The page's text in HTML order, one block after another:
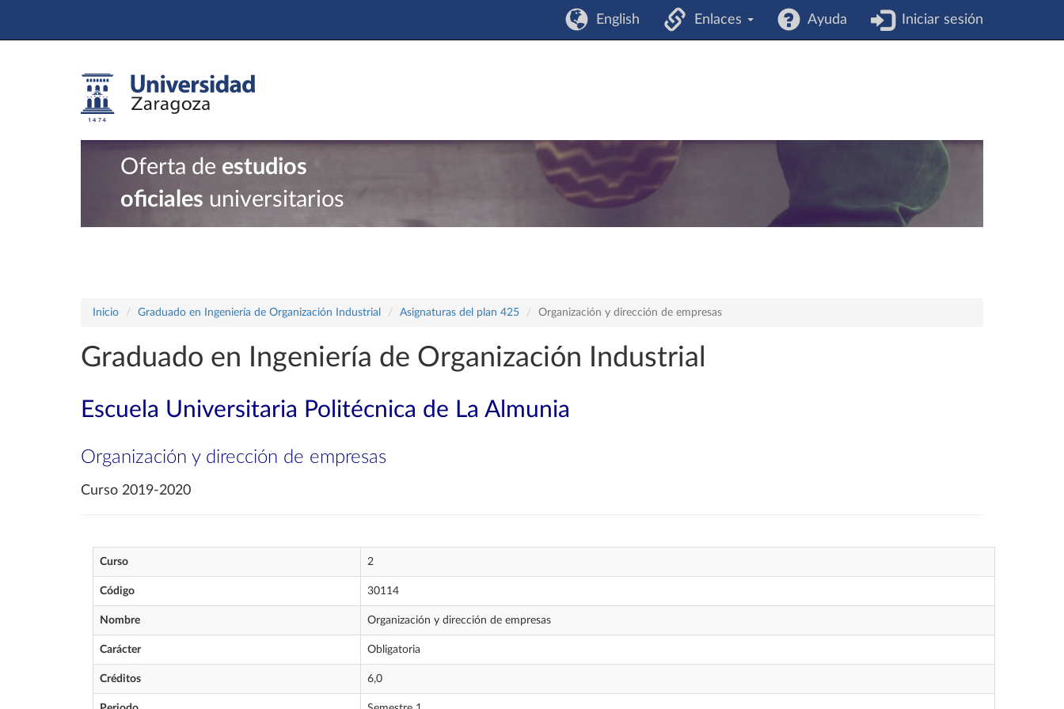
English Enlaces Ayuda Iniciar sesión
Oferta de estudios
oficiales universitarios
Inicio Graduado en Ingeniería de Organización Industrial Asignaturas del plan 425 Organización y dirección de empresas
Graduado en Ingeniería de Organización Industrial
Escuela Universitaria Politécnica de La Almunia
Organización y dirección de empresas
Curso 2019-2020
Curso 2
Código 30114
Nombre Organización y dirección de empresas
Carácter Obligatoria
Créditos 6,0